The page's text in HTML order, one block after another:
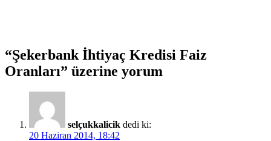
“Şekerbank İhtiyaç Kredisi Faiz
Oranları” üzerine yorum
selçukkalicik dedi ki:
20 Haziran 2014, 18:42